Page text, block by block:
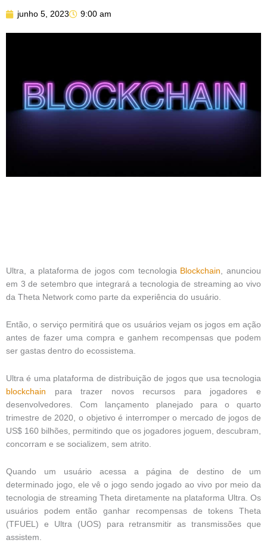
junho 5, 2023 9:00 am
Ultra, a plataforma de jogos com tecnologia Blockchain, anunciou
em 3 de setembro que integrará a tecnologia de streaming ao vivo
da Theta Network como parte da experiência do usuário.
Então, o serviço permitirá que os usuários vejam os jogos em ação
antes de fazer uma compra e ganhem recompensas que podem
ser gastas dentro do ecossistema.
Ultra é uma plataforma de distribuição de jogos que usa tecnologia
blockchain para trazer novos recursos para jogadores e
desenvolvedores. Com lançamento planejado para o quarto
trimestre de 2020, o objetivo é interromper o mercado de jogos de
US$ 160 bilhões, permitindo que os jogadores joguem, descubram,
concorram e se socializem, sem atrito.
Quando um usuário acessa a página de destino de um
determinado jogo, ele vê o jogo sendo jogado ao vivo por meio da
tecnologia de streaming Theta diretamente na plataforma Ultra. Os
usuários podem então ganhar recompensas de tokens Theta
(TFUEL) e Ultra (UOS) para retransmitir as transmissões que
assistem.